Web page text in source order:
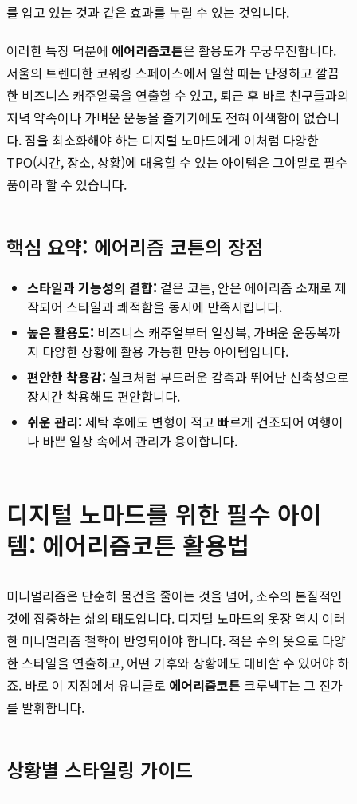
를 입고 있는 것과 같은 효과를 누릴 수 있는 것입니다.
이러한 특징 덕분에 에어리즘코튼은 활용도가 무궁무진합니다.
서울의 트렌디한 코워킹 스페이스에서 일할 때는 단정하고 깔끔
한 비즈니스 캐주얼룩을 연출할 수 있고, 퇴근 후 바로 친구들과의
저녁 약속이나 가벼운 운동을 즐기기에도 전혀 어색함이 없습니
다. 짐을 최소화해야 하는 디지털 노마드에게 이처럼 다양한
TPO(시간, 장소, 상황)에 대응할 수 있는 아이템은 그야말로 필수
품이라 할 수 있습니다.
핵심 요약: 에어리즘 코튼의 장점
스타일과 기능성의 결합: 겉은 코튼, 안은 에어리즘 소재로 제
작되어 스타일과 쾌적함을 동시에 만족시킵니다.
높은 활용도: 비즈니스 캐주얼부터 일상복, 가벼운 운동복까
지 다양한 상황에 활용 가능한 만능 아이템입니다.
편안한 착용감: 실크처럼 부드러운 감촉과 뛰어난 신축성으로
장시간 착용해도 편안합니다.
쉬운 관리: 세탁 후에도 변형이 적고 빠르게 건조되어 여행이
나 바쁜 일상 속에서 관리가 용이합니다.
디지털 노마드를 위한 필수 아이
템: 에어리즘코튼 활용법
미니멀리즘은 단순히 물건을 줄이는 것을 넘어, 소수의 본질적인
것에 집중하는 삶의 태도입니다. 디지털 노마드의 옷장 역시 이러
한 미니멀리즘 철학이 반영되어야 합니다. 적은 수의 옷으로 다양
한 스타일을 연출하고, 어떤 기후와 상황에도 대비할 수 있어야 하
죠. 바로 이 지점에서 유니클로 에어리즘코튼 크루넥T는 그 진가
를 발휘합니다.
상황별 스타일링 가이드